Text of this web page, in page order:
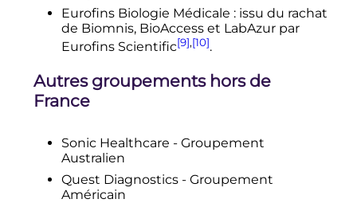
Eurofins Biologie Médicale : issu du rachat
de Biomnis, BioAccess et LabAzur par
Eurofins Scientific[9],[10].
Autres groupements hors de
France
Sonic Healthcare - Groupement
Australien
Quest Diagnostics - Groupement
Américain